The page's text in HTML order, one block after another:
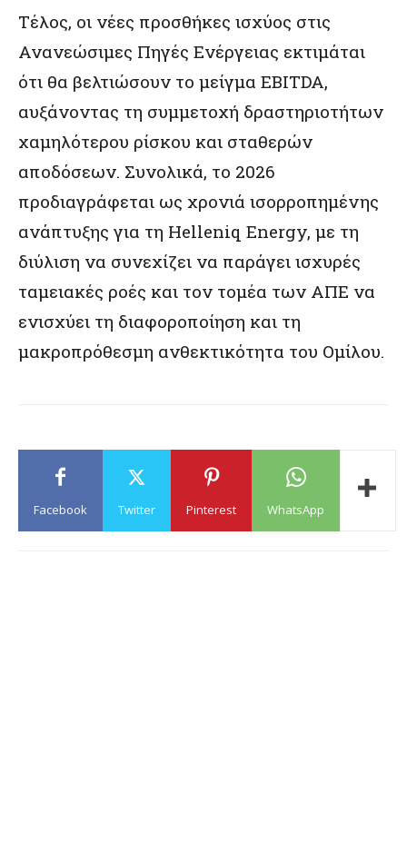
Τέλος, οι νέες προσθήκες ισχύος στις
Ανανεώσιμες Πηγές Ενέργειας εκτιμάται
ότι θα βελτιώσουν το μείγμα EBITDA,
αυξάνοντας τη συμμετοχή δραστηριοτήτων
χαμηλότερου ρίσκου και σταθερών
αποδόσεων. Συνολικά, το 2026
προδιαγράφεται ως χρονιά ισορροπημένης
ανάπτυξης για τη Helleniq Energy, με τη
διύλιση να συνεχίζει να παράγει ισχυρές
ταμειακές ροές και τον τομέα των ΑΠΕ να
ενισχύει τη διαφοροποίηση και τη
μακροπρόθεσμη ανθεκτικότητα του Ομίλου.
Facebook Twitter Pinterest WhatsApp